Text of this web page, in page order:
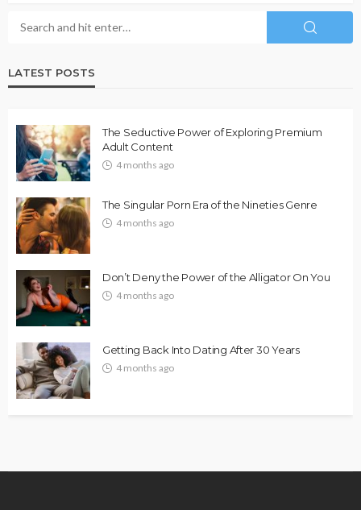
LATEST POSTS
The Seductive Power of Exploring Premium
Adult Content
4 months ago
The Singular Porn Era of the Nineties Genre
4 months ago
Don’t Deny the Power of the Alligator On You
4 months ago
Getting Back Into Dating After 30 Years
4 months ago